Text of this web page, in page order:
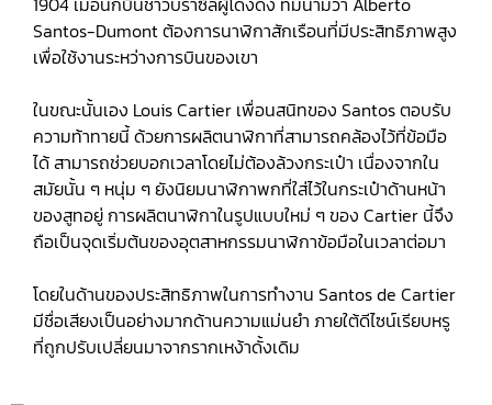
Santos-Dumont ต้องการนาฬิกาสักเรือนที่มีประสิทธิภาพสูง
เพื่อใช้งานระหว่างการบินของเขา
ในขณะนั้นเอง Louis Cartier เพื่อนสนิทของ Santos ตอบรับ
ความท้าทายนี้ ด้วยการผลิตนาฬิกาที่สามารถคล้องไว้ที่ข้อมือ
ได้ สามารถช่วยบอกเวลาโดยไม่ต้องล้วงกระเป๋า เนื่องจากใน
สมัยนั้น ๆ หนุ่ม ๆ ยังนิยมนาฬิกาพกที่ใส่ไว้ในกระเป๋าด้านหน้า
ของสูทอยู่ การผลิตนาฬิกาในรูปแบบใหม่ ๆ ของ Cartier นี้จึง
ถือเป็นจุดเริ่มต้นของอุตสาหกรรมนาฬิกาข้อมือในเวลาต่อมา
โดยในด้านของประสิทธิภาพในการทำงาน Santos de Cartier
มีชื่อเสียงเป็นอย่างมากด้านความแม่นยำ ภายใต้ดีไซน์เรียบหรู
ที่ถูกปรับเปลี่ยนมาจากรากเหง้าดั้งเดิม